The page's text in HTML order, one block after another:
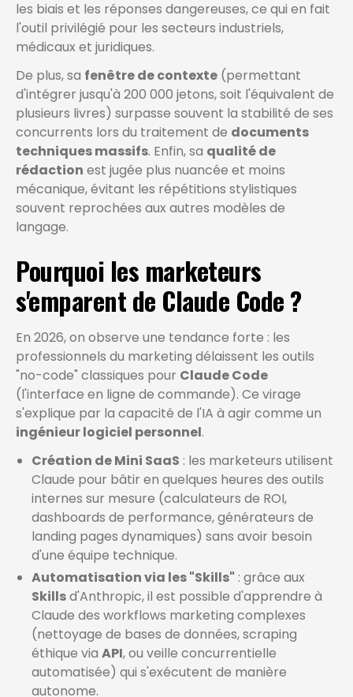
les biais et les réponses dangereuses, ce qui en fait
l'outil privilégié pour les secteurs industriels,
médicaux et juridiques.
De plus, sa fenêtre de contexte (permettant
d'intégrer jusqu'à 200 000 jetons, soit l'équivalent de
plusieurs livres) surpasse souvent la stabilité de ses
concurrents lors du traitement de documents
techniques massifs. Enfin, sa qualité de
rédaction est jugée plus nuancée et moins
mécanique, évitant les répétitions stylistiques
souvent reprochées aux autres modèles de
langage.
Pourquoi les marketeurs
s'emparent de Claude Code ?
En 2026, on observe une tendance forte : les
professionnels du marketing délaissent les outils
"no-code" classiques pour Claude Code
(l'interface en ligne de commande). Ce virage
s'explique par la capacité de l'IA à agir comme un
ingénieur logiciel personnel.
Création de Mini SaaS : les marketeurs utilisent
Claude pour bâtir en quelques heures des outils
internes sur mesure (calculateurs de ROI,
dashboards de performance, générateurs de
landing pages dynamiques) sans avoir besoin
d'une équipe technique.
Automatisation via les "Skills" : grâce aux
Skillsd'Anthropic, il est possible d'apprendre à
Claude des workflows marketing complexes
(nettoyage de bases de données, scraping
éthique via API, ou veille concurrentielle
automatisée) qui s'exécutent de manière
autonome.